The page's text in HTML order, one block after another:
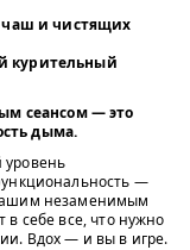
чаш и чистящих
курительный
сеансом — это
дыма.
уровень
—
незаменимым
в себе все, что нужно
Вдох — и вы в игре.